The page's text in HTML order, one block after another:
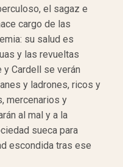
el sagaz e
cargo de las
su salud es
y las revueltas
y Cardell se verán
y ladrones, ricos y
mercenarios y
al mal y a la
sueca para
escondida tras ese